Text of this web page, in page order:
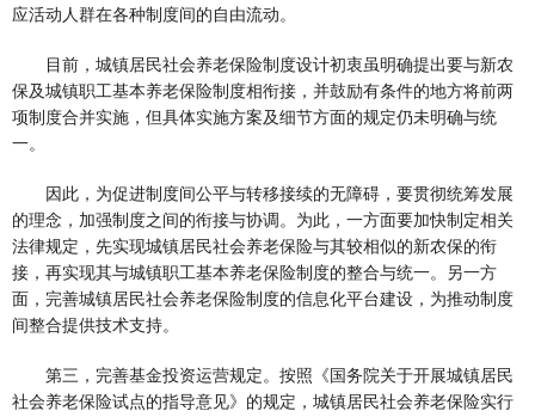
应活动人群在各种制度间的自由流动。
目前，城镇居民社会养老保险制度设计初衷虽明确提出要与新农
保及城镇职工基本养老保险制度相衔接，并鼓励有条件的地方将前两
项制度合并实施，但具体实施方案及细节方面的规定仍未明确与统
一。
因此，为促进制度间公平与转移接续的无障碍，要贯彻统筹发展
的理念，加强制度之间的衔接与协调。为此，一方面要加快制定相关
法律规定，先实现城镇居民社会养老保险与其较相似的新农保的衔
接，再实现其与城镇职工基本养老保险制度的整合与统一。另一方
面，完善城镇居民社会养老保险制度的信息化平台建设，为推动制度
间整合提供技术支持。
第三，完善基金投资运营规定。按照《国务院关于开展城镇居民
社会养老保险试点的指导意见》的规定，城镇居民社会养老保险实行